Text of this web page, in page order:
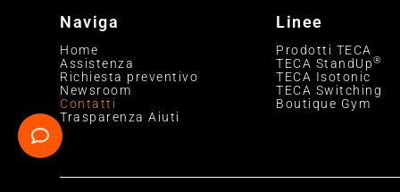
Naviga
Home
Assistenza
Richiesta preventivo
Newsroom
Contatti
Trasparenza Aiuti
Linee
Prodotti TECA
TECA StandUp®
TECA Isotonic
TECA Switching
Boutique Gym